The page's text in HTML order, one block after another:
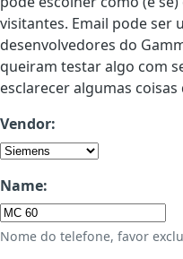
visitantes. Email pode ser
desenvolvedores do
queiram testar algo com
esclarecer algumas
Vendor:
Name:
Nome do telefone, favor